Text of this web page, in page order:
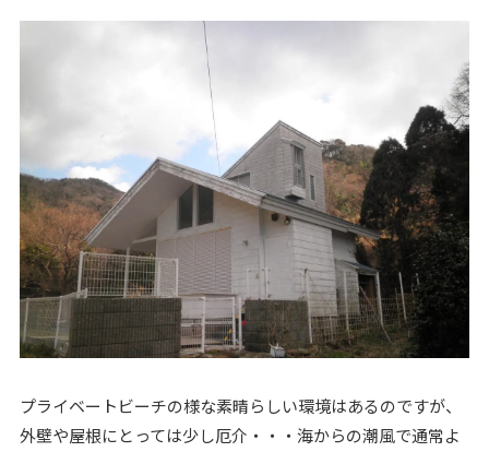
プライベートビーチの様な素晴らしい環境はあるのですが、
外壁や屋根にとっては少し厄介・・・海からの潮風で通常よ